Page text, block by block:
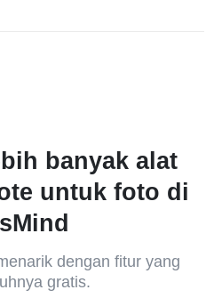
banyak alat
untuk foto di
dengan fitur yang
gratis.